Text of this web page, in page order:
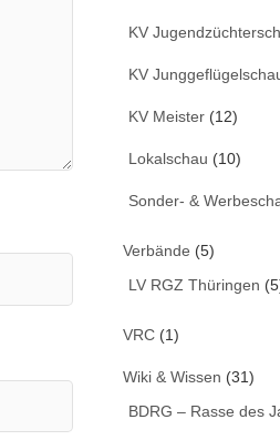
KV
KV
KV Meister (12)
Lokalschau (10)
Sonder- &
Verbände (5)
LV RGZ Thüringen
VRC (1)
Wiki & Wissen (31)
BDRG – Rasse des